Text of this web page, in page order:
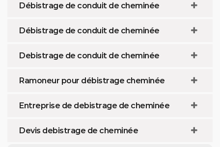
Débistrage de conduit de cheminée
Débistrage de conduit de cheminée
Debistrage de conduit de cheminée
Ramoneur pour débistrage cheminée
Entreprise de debistrage de cheminée
Devis debistrage de cheminée